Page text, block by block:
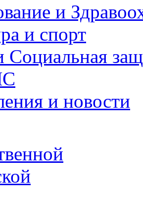
и
и спорт
и новости